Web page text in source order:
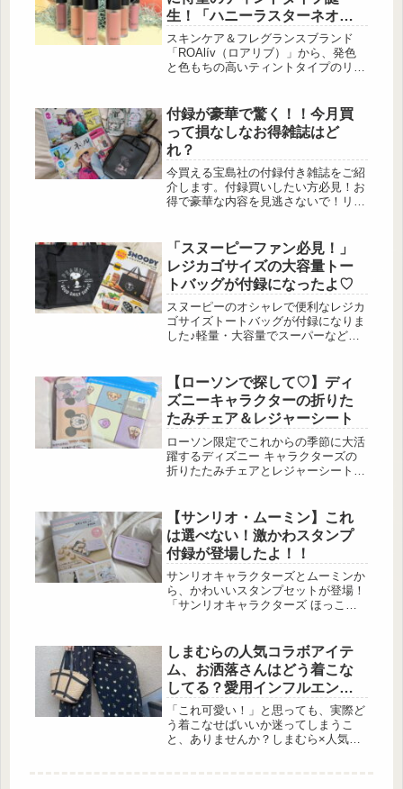
生！「ハニーラスターネオ」
全6色をスウォッチレポ♡
スキンケア＆フレグランスブランド
「ROAlív（ロアリブ）」から、発色
と色もちの高いティントタイプのリッ
色のヌードカラーを実際にスウォッチ
してきた […]
付録が豪華で驚く！！今月買
って損なしなお得雑誌はど
れ？
今買える宝島社の付録付き雑誌をご紹
介します。付録買いしたい方必見！お
得で豪華な内容を見逃さないで！リン
肩掛けもできて便利なストラップ付き
マルチケース 出典:beautyまとめ 出
典:beautyまとめ ムーミンの多機能な
マルチケースが付録で登場です！ブラ
ックカラーにリトルミイの愛らしいプ
リン...
「スヌーピーファン必見！」
レジカゴサイズの大容量トー
トバッグが付録になったよ♡
スヌーピーのオシャレで便利なレジカ
ゴサイズトートバッグが付録になりま
した♪軽量・大容量でスーパーなどで
たりなトートバッグを詳しくご紹介し
ていきます☆SNOOPY めっちゃBIG!!
レジカゴサイズトートバッグ BOOK
出典:beautyまとめ 付録：SNOOPY
[スヌーピー]レジカゴサイズトートバ
ッグ 出典:beautyまとめ ...
【ローソンで探して♡】ディ
ズニーキャラクターの折りた
たみチェア＆レジャーシート
ローソン限定でこれからの季節に大活
躍するディズニー キャラクターズの
折りたたみチェアとレジャーシートが
デザインに注目です！ Disney
Characters しっかり座れる！ 折りた
たみチェアBOOK・Disney Characters
レジャーシートBOOK 出典:beautyま
とめ 付録：Disney Characters [ディズ
ニー キャラクターズ]...
【サンリオ・ムーミン】これ
は選べない！激かわスタンプ
付録が登場したよ！！
サンリオキャラクターズとムーミンか
ら、かわいいスタンプセットが登場！
「サンリオキャラクターズ ほっこり
年中使える! 押すだけでかわいい大人
のスタンプセットBOOK」の2種類を
紹介します。どちらも日常をリラック
スさせてくれる、可愛いデザインが魅
力です♪サンリオキャラクターズ ほっ
こりリラックス スタンプセット付
録：癒し系キャラクターのスタンプセ
ット 出典:beautyまとめ...
しまむらの人気コラボアイテ
ム、お洒落さんはどう着こな
してる？愛用インフルエンサ
ーのリアルコーデ5選
「これ可愛い！」と思っても、実際ど
う着こなせばいいか迷ってしまうこ
と、ありませんか？しまむら×人気イ